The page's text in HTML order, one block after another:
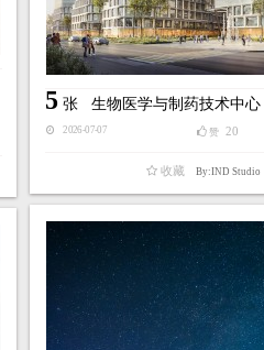
5张 生物医学与制药技术中心
2026-07-07 赞 20
收藏 By:IND Studio